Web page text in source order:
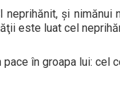
neprihănit, şi nimănui
este luat cel
pace în groapa lui: cel